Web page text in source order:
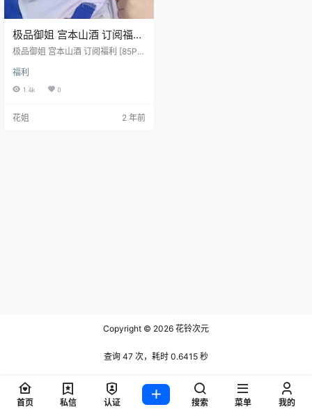
极品御姐 宫本山酒 订阅福利
[85P/19V/1.22G]
极品御姐 宫本山酒 订阅福利 [85P/1
福利
1.4k 0
花姐 2 年前
Copyright © 2026 花铃次元
查询 47 次，耗时 0.6415 秒
首页 私信 认证 搜索 菜单 我的